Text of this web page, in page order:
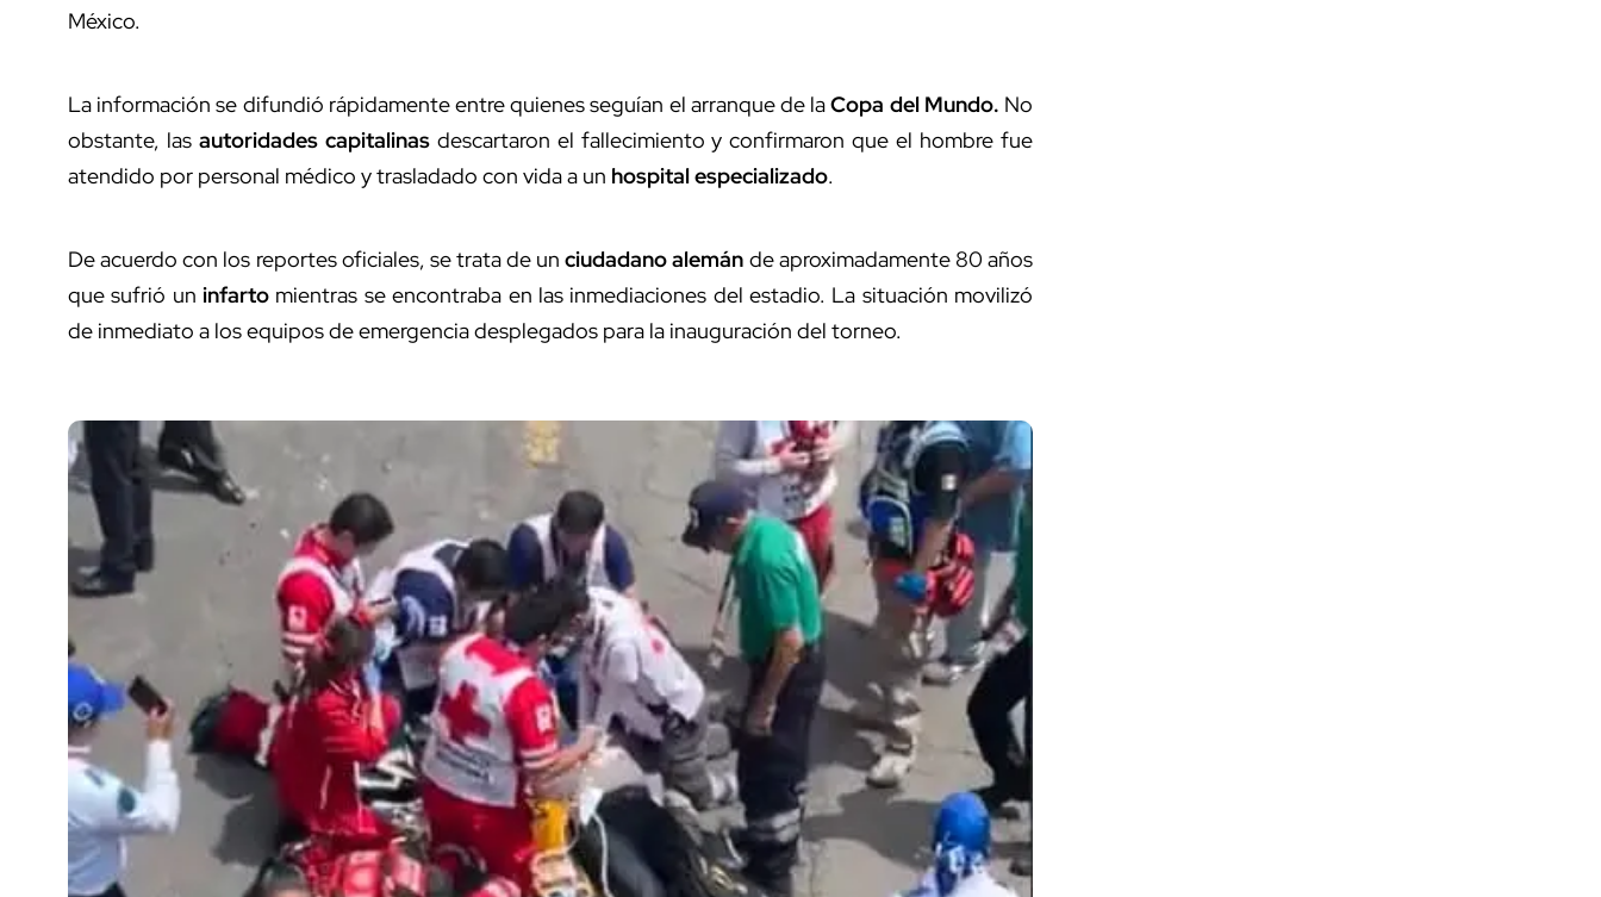
México.
La información se difundió rápidamente entre quienes seguían el arranque de laCopa del Mundo. No
obstante, las autoridades capitalinasdescartaron el fallecimiento y confirmaron que el hombre fue
atendido por personal médico y trasladado con vida a un hospital especializado.
De acuerdo con los reportes oficiales, se trata de unciudadano alemán de aproximadamente 80 años
que sufrió uninfarto mientras se encontraba en las inmediaciones del estadio. La situación movilizó
de inmediato a los equipos de emergencia desplegados para la inauguración del torneo.